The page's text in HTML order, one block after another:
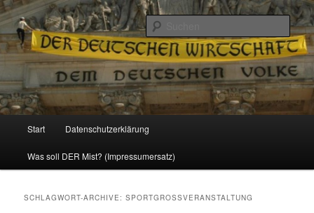
Reizzentrum
Politik, Wirtschaft, Soziales und Gesellschaft
Zum
Inhalt
Zum
sekundären
Start Datenschutzerklärung
Was soll DER Mist? (Impressumersatz)
SCHLAGWORT-ARCHIVE:SPORTGROSSVERANSTALTUNG